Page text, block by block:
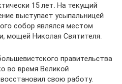
15 лет. На текущий
выступает усыпальницей
собор являлся местом
мощей Николая Святителя.
правительства
во время Великой
свою работу.